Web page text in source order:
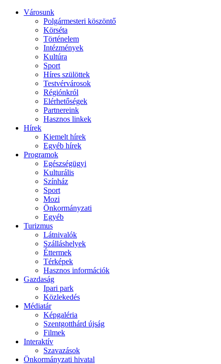
Városunk
Polgármesteri köszöntő
Körséta
Történelem
Intézmények
Kultúra
Sport
Híres szülöttek
Testvérvárosok
Régiónkról
Elérhetőségek
Partnereink
Hasznos linkek
Hírek
Kiemelt hírek
Egyéb hírek
Programok
Egészségügyi
Kulturális
Színház
Sport
Mozi
Önkormányzati
Egyéb
Turizmus
Látnivalók
Szálláshelyek
Éttermek
Térképek
Hasznos információk
Gazdaság
Ipari park
Közlekedés
Médiatár
Képgaléria
Szentgotthárd újság
Filmek
Interaktív
Szavazások
Önkormányzati hivatal